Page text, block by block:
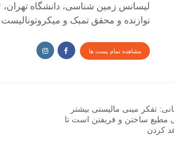
لیسانس زمین شناسی، دانشگاه تهران، ۱۳۷۴
نوازنده و محقق تمبک و میکروتونالیست
مشاهده تمام پست ها
تفکر مینی مالیستی بیشتر
مطیع ساختن و فریفتن است تا
کردن